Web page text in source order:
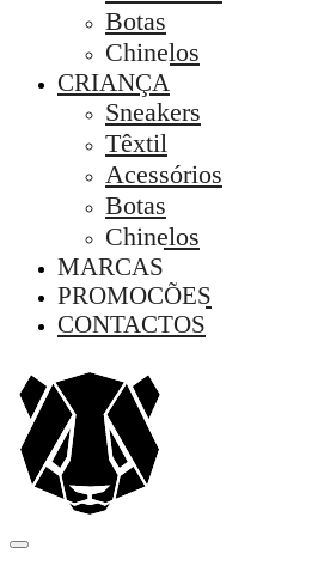
Botas
Chinelos
CRIANÇA
Sneakers
Têxtil
Acessórios
Botas
Chinelos
MARCAS
PROMOÇÕES
CONTACTOS